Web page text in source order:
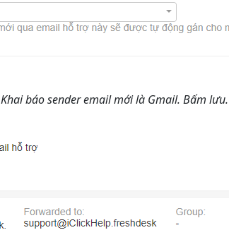
Khai báo sender email mới là Gmail. Bấm lưu.